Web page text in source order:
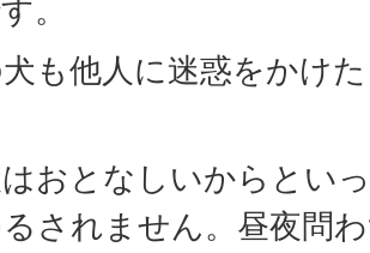
。
も他人に迷惑をかけ
おとなしいからとい
されません。昼夜問